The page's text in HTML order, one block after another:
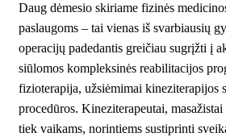
Daug dėmesio skiriame fizinės
paslaugoms – tai vienas iš svarbiausių
operacijų padedantis greičiau sugrįžti į
siūlomos kompleksinės reabilitacijos
fizioterapija, užsiėmimai kineziterapijos
procedūros. Kineziterapeutai, masažistai
tiek vaikams, norintiems sustiprinti